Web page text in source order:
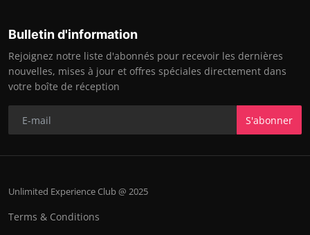
Bulletin d'information
Rejoignez notre liste d'abonnés pour recevoir les dernières
nouvelles, mises à jour et offres spéciales directement dans
votre boîte de réception
S'abonner
Unlimited Experience Club @ 2025
Terms & Conditions